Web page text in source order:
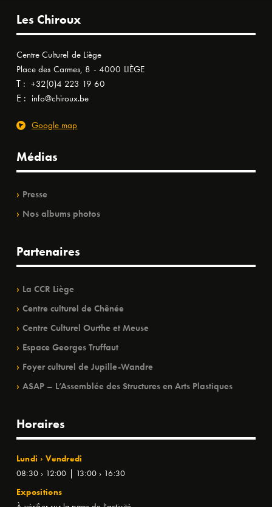
Les Chiroux
Centre Culturel de Liège
Place des Carmes, 8 - 4000 LIÈGE
T : +32(0)4 223 19 60
E : info@chiroux.be
Google map
Médias
Presse
Nos albums photos
Partenaires
La CCR Liège
Centre culturel de Chênée
Centre Culturel Ourthe et Meuse
Espace Georges Truffaut
Foyer culturel de Jupille-Wandre
ASAP – L’Assemblée des Structures en Arts Plastiques
Horaires
Lundi › Vendredi
08:30 › 12:00 | 13:00 › 16:30
Expositions